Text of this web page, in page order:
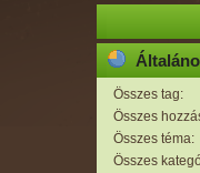
Összes tag:
Összes
Összes téma:
Összes